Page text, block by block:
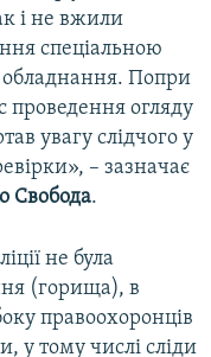
і не вжили
спеціальною
обладнання. Попри
проведення огляду
увагу слідчого у
– зазначає
Свобода.
не була
(горища), в
правоохоронців
у тому числі сліди